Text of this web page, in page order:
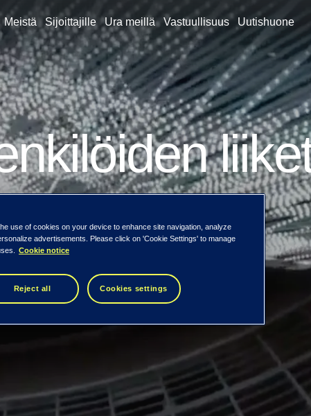
Meistä Sijoittajille Ura meillä Vastuullisuus Uutishuone
use of cookies on your device to enhance site navigation, analyze
advertisements. Please click on 'Cookie Settings' to manage
Cookie notice
Reject all Cookies settings